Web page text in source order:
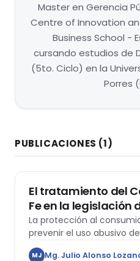
Master en Gerencia
Centre of Innovation
Business School -
cursando estudios de
(5to. Ciclo) en la
Porres
PUBLICACIONES (1)
CIVIL
El tratamiento del
Fe en la legislación
Consumidor
La protección al
prevenir el uso abusivo
fundamento contra los
MJ